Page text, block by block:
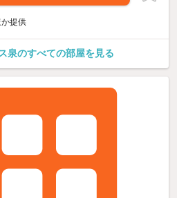
提供
泉のすべての部屋を見る